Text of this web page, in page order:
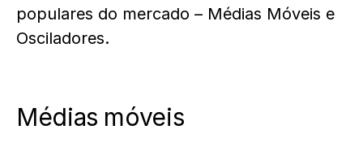
populares do mercado – Médias Móveis e
Osciladores.
Médias móveis